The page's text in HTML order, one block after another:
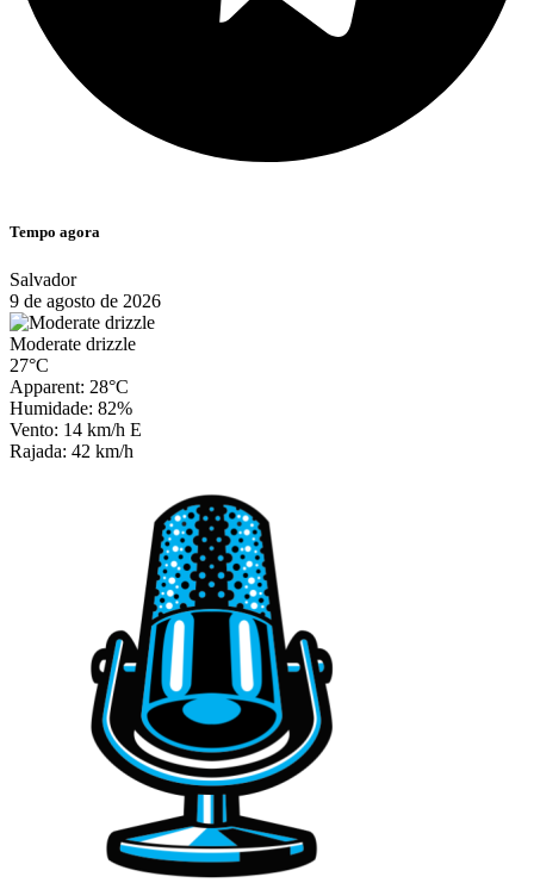
Tempo agora
Salvador
9 de agosto de 2026
Moderate drizzle
27°C
Apparent: 28°C
Humidade: 82%
Vento: 14 km/h E
Rajada: 42 km/h